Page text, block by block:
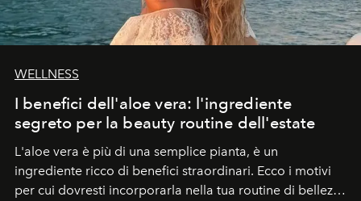
WELLNESS
I benefici dell'aloe vera: l'ingrediente
segreto per la beauty routine dell'estate
L'aloe vera è più di una semplice pianta, è un
ingrediente ricco di benefici straordinari. Ecco i motivi
per cui dovresti incorporarla nella tua routine di bellezza